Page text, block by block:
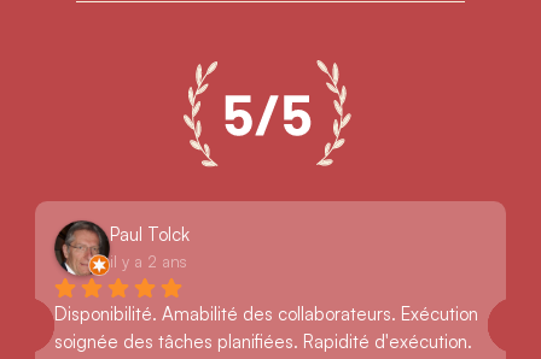
Paul Tolck
il y a 2 ans
Disponibilité. Amabilité des collaborateurs. Exécution
soignée des tâches planifiées. Rapidité d'exécution.